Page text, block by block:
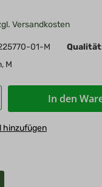
Versandkosten
01-M
M
In den
hinzufügen